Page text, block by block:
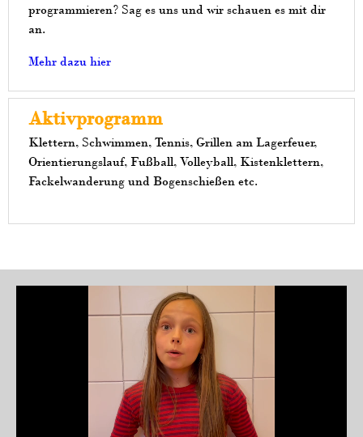
programmieren? Sag es uns und wir schauen es mit dir
an.
Mehr dazu hier
Aktivprogramm
Klettern, Schwimmen, Tennis, Grillen am Lagerfeuer,
Orientierungslauf, Fußball, Volleyball, Kistenklettern,
Fackelwanderung und Bogenschießen etc.